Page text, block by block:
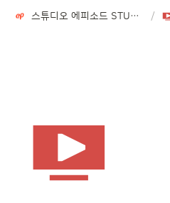
스튜디오 에피소드 STUDIO EPISODE /